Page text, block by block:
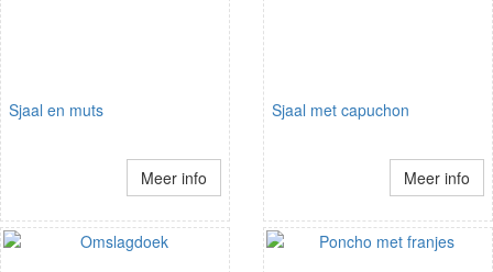
Sjaal en muts
Meer info
Sjaal met capuchon
Meer info